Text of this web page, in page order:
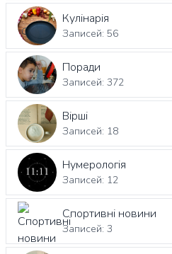
Кулінарія
Записей: 56
Поради
Записей: 372
Вірші
Записей: 18
Нумерологія
Записей: 12
Спортивні новини
Записей: 3